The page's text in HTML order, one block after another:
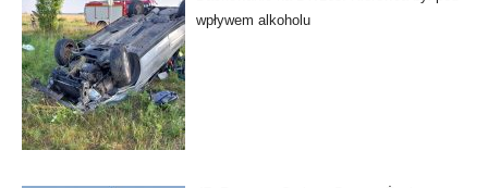
wpływem alkoholu